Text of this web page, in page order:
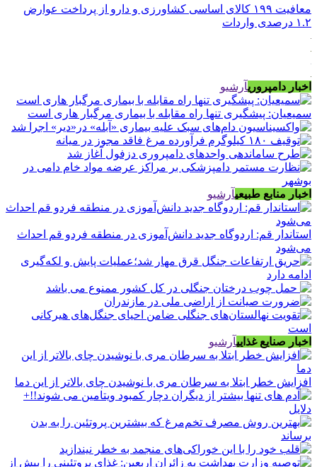
معافیت ۱۹۹ کالای اساسی کشاورزی و دارو از پرداخت عوارض
۱.۲ درصدی واردات
اخبار دامپروریآرشیو
سمیعیان: پیشگیری تنها راه مقابله با بیماری مرگبار هاری است
اخبار منابع طبیعیآرشیو
استاندار قم: اردوگاه جدید دانش‌آموزی در منطقه فردو قم احداث
می‌شود
اخبار صنایع غذاییآرشیو
افزایش خطر ابتلا به سرطان مری با نوشیدن چای بالاتر از این دما